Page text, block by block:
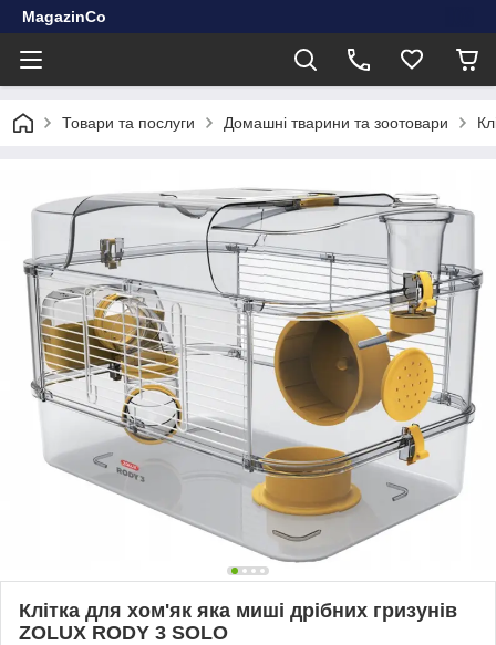
MagazinCo
Товари та послуги Домашні тварини та зоотовари
Клітка для хом'як яка миші дрібних гризунів
ZOLUX RODY 3 SOLO